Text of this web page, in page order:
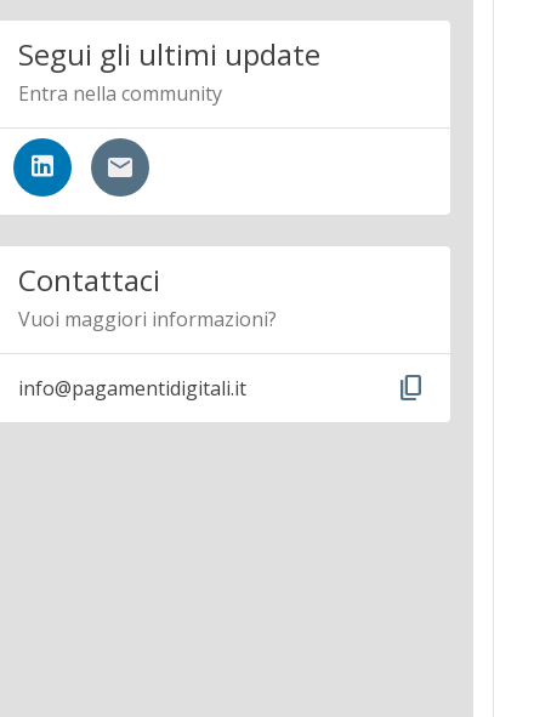
Segui gli ultimi update
Entra nella community
Contattaci
Vuoi maggiori informazioni?
info@pagamentidigitali.it content_copy